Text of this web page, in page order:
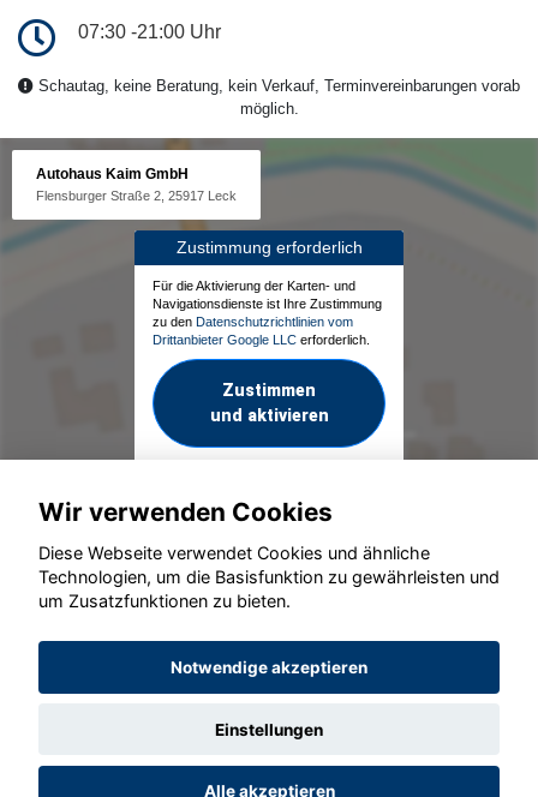
07:30 -21:00 Uhr
Schautag, keine Beratung, kein Verkauf, Terminvereinbarungen vorab
möglich.
Autohaus Kaim GmbH
Flensburger Straße 2, 25917 Leck
Zustimmung erforderlich
Für die Aktivierung der Karten- und
Navigationsdienste ist Ihre Zustimmung
zu den Datenschutzrichtlinien vom
Drittanbieter Google LLC erforderlich.
Zustimmen
und aktivieren
© konjunkturmotor.de GmbH 2020 - 2026
Wir verwenden Cookies
Diese Webseite verwendet Cookies und ähnliche
Technologien, um die Basisfunktion zu gewährleisten und
um Zusatzfunktionen zu bieten.
Notwendige akzeptieren
Einstellungen
Alle akzeptieren